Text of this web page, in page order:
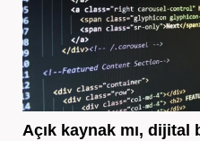
Açık kaynak mı, dijital